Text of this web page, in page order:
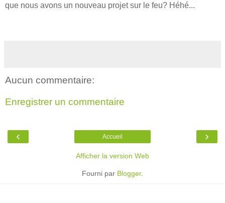
que nous avons un nouveau projet sur le feu? Héhé...
Aucun commentaire:
Enregistrer un commentaire
‹ ›
Accueil
Afficher la version Web
Fourni par Blogger.